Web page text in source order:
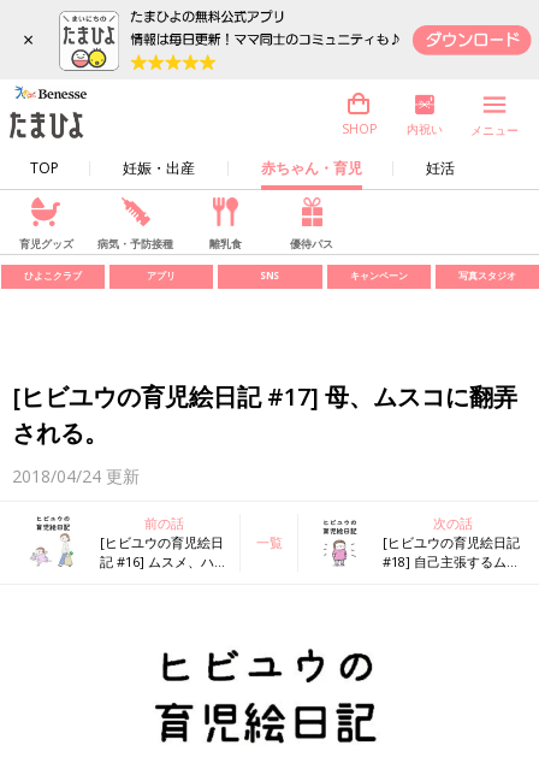
×
TOP 妊娠・出産 赤ちゃん・育児 妊活
SHOP 内祝い メニュー
育児グッズ 病気・予防接種 離乳食 優待パス
ひよこクラブ アプリ SNS キャンペーン 写真スタジオ
[ヒビユウの育児絵日記 #17] 母、ムスコに翻弄
される。
2018/04/24 更新
前の話
[ヒビユウの育児絵日
記 #16] ムスメ、ハト
一覧
次の話
[ヒビユウの育児絵日記
#18] 自己主張するムス